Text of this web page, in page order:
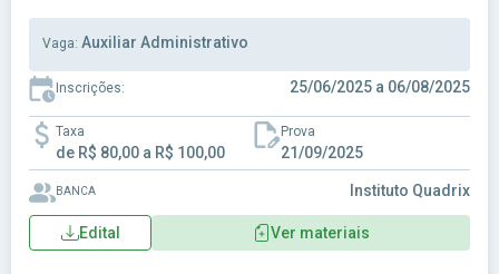
Vaga: Auxiliar Administrativo
Inscrições: 25/06/2025 a 06/08/2025
Taxa
de R$ 80,00 a R$ 100,00
Prova
21/09/2025
BANCA Instituto Quadrix
Edital Ver materiais